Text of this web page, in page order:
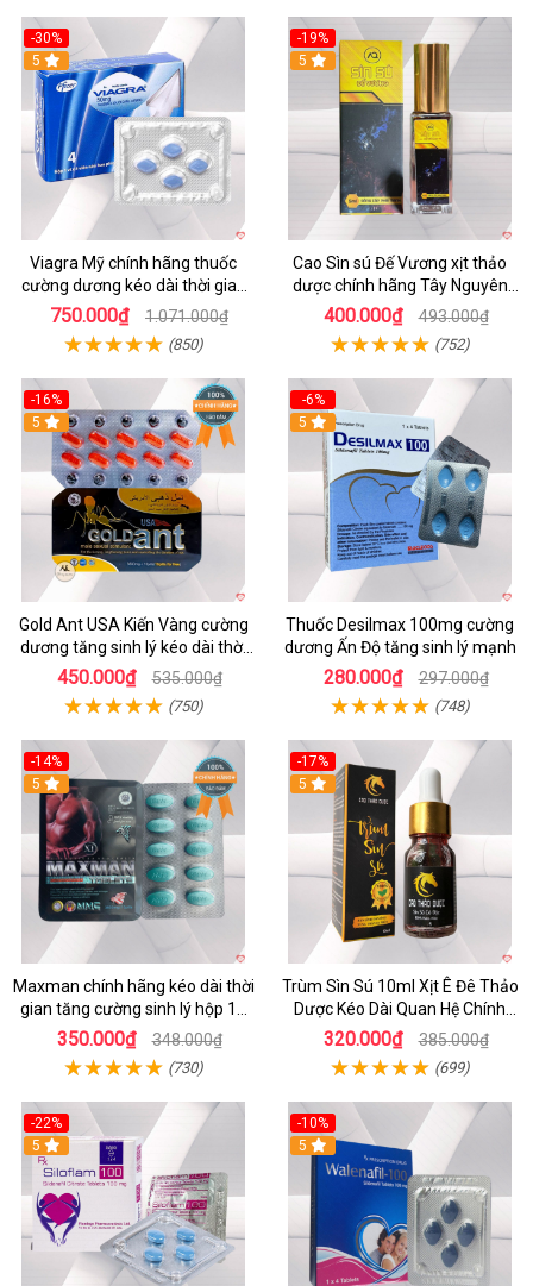
-30%
5
Viagra Mỹ chính hãng thuốc
cường dương kéo dài thời gian
cho Nam giới uy tín
750.000₫ 1.071.000₫
(850)
-19%
5
Cao Sìn sú Đế Vương xịt thảo
dược chính hãng Tây Nguyên
hiệu quả tăng cường
400.000₫ 493.000₫
(752)
-16%
5
Gold Ant USA Kiến Vàng cường
dương tăng sinh lý kéo dài thời
gian
450.000₫ 535.000₫
(750)
-6%
5
Thuốc Desilmax 100mg cường
dương Ấn Độ tăng sinh lý mạnh
280.000₫ 297.000₫
(748)
-14%
Hot
5
Maxman chính hãng kéo dài thời
gian tăng cường sinh lý hộp 10
viên
350.000₫ 348.000₫
(730)
-17%
5
Trùm Sìn Sú 10ml Xịt Ê Đê Thảo
Dược Kéo Dài Quan Hệ Chính
Hãng
320.000₫ 385.000₫
(699)
-22%
5
-10%
5